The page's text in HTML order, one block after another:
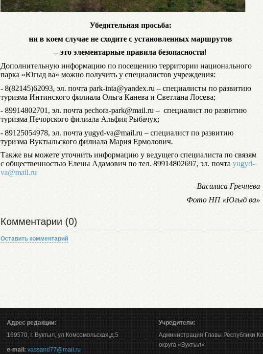
Убедительная просьба:
ни в коем случае не сходите с установленных маршрутов
– это элементарные правила безопасности!
Дополнительную информацию по посещению территории национального
парка «Югыд ва» можно получить у специалистов учреждения:
- 8(82145)62093, эл. почта park-inta@yandex.ru – специалисты по развитию
туризма Интинского филиала Ольга Канева и Светлана Лосева;
- 89914802701, эл. почта pechora-park@mail.ru – специалист по развитию
туризма Печорского филиала Альфия Рыбачук;
- 89125054978, эл. почта yugyd-va@mail.ru – специалист по развитию
туризма Вуктыльского филиала Мария Ермолович.
Также вы можете уточнить информацию у ведущего специалиста по связям
с общественностью Елены Адамович по тел. 89914802697, эл. почта yugyd-
va@mail.ru
Василиса Гречнева
Фото НП «Югыд ва»
Комментарии (0)
Оставить комментарий
Адрес редакции:
169570, г. Вуктыл, ул.Комсомольская,д.5
е-mail: vassand77@mail.ru
Учредители:
Администрация Главы Республики
округа «Вуктыл»